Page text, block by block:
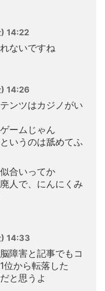
14:22
ないですね
14:26
ンツはカジノがい
ームじゃん
いうのは舐めてふ
合いってか
人で、にんにくみ
14:33
障害と記事でもコ
位から転落した
と思うよ